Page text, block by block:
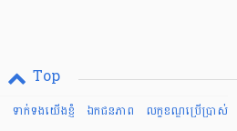
Top
ទាក់ទងយើងខ្ញំ ឯកជនភាព លក្ខខណ្ឌ​ប្រើ​ប្រាស់